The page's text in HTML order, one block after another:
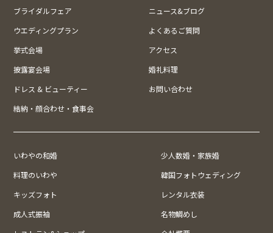
ブライダルフェア
ニュース&ブログ
ウエディングプラン
よくあるご質問
挙式会場
アクセス
披露宴会場
婚礼料理
ドレス & ビューティー
お問い合わせ
結納・顔合わせ・食事会
いわやの和婚
少人数婚・家族婚
料理のいわや
韓国フォトウェディング
キッズフォト
レンタル衣装
成人式振袖
名物鯛めし